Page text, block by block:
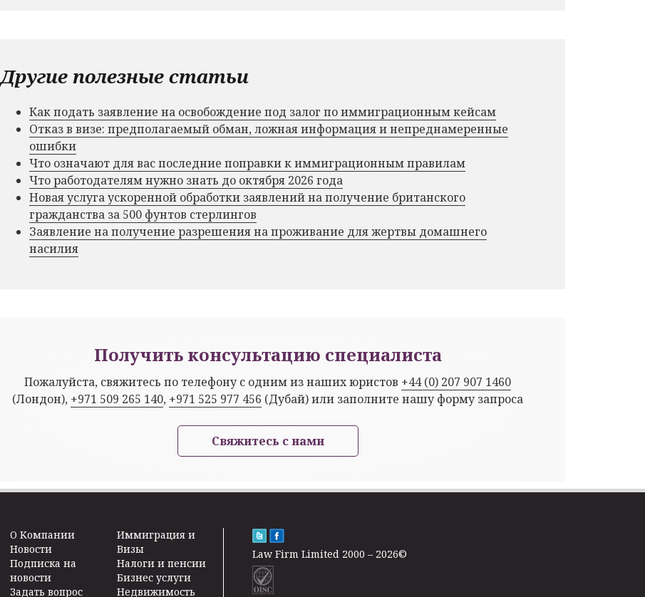
Другие полезные статьи
Как подать заявление на освобождение под залог по иммиграционным кейсам
Отказ в визе: предполагаемый обман, ложная информация и непреднамеренные
ошибки
Что означают для вас последние поправки к иммиграционным правилам
Что работодателям нужно знать до октября 2026 года
Новая услуга ускоренной обработки заявлений на получение британского
гражданства за 500 фунтов стерлингов
Заявление на получение разрешения на проживание для жертвы домашнего
насилия
Получить консультацию специалиста
Пожалуйста, свяжитесь по телефону с одним из наших юристов +44 (0) 207 907 1460
(Лондон), +971 509 265 140, +971 525 977 456 (Дубай) или заполните нашу форму запроса
Свяжитесь с нами
O Kомпании
Новости
Подписка на
новости
Задать вопрос
Иммиграция и
Визы
Налоги и пенсии
Бизнес услуги
Недвижимость
Law Firm Limited 2000 – 2026©